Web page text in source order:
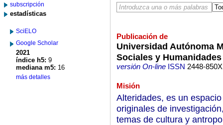
subscripción
estadísticas
SciELO
Google Scholar
2021
índice h5: 9
mediana m5: 16
más detalles
Publicación de
Universidad Autónoma
Sociales y Humanidades
versión On-lineISSN 2448-850X
Misión
Alteridades, es un
originales de
temas de cultura y